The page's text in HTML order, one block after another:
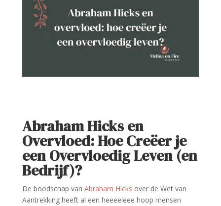
Abraham Hicks en
Overvloed: Hoe Creëer je
een Overvloedig Leven (en
Bedrijf)?
De boodschap van Abraham Hicks over de Wet van
Aantrekking heeft al een heeeeleee hoop mensen